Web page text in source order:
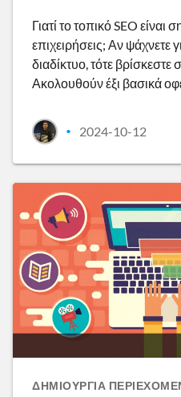
Γιατί το τοπικό SEO είναι
επιχειρήσεις; Αν ψάχνετε
διαδίκτυο, τότε
Ακολουθούν έξι βασικά
• 2024-10-12
ΔΗΜΙΟΥΡΓΊΑ